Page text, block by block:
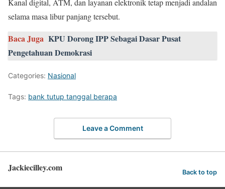
Kanal digital, ATM, dan layanan elektronik tetap menjadi andalan
selama masa libur panjang tersebut.
Baca Juga KPU Dorong IPP Sebagai Dasar Pusat
Pengetahuan Demokrasi
Categories: Nasional
Tags: bank tutup tanggal berapa
Leave a Comment
Jackiecilley.com Back to top